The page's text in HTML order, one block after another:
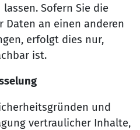
Sofern Sie die
Daten an einen anderen
erfolgt dies nur,
ist.
und
vertraulicher Inhalte,